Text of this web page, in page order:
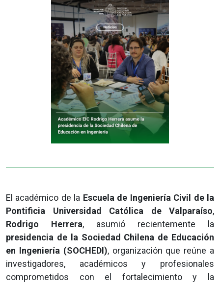
El académico de la Escuela de Ingeniería Civil de la
Pontificia Universidad Católica de Valparaíso,
Rodrigo Herrera, asumió recientemente la
presidencia de la Sociedad Chilena de Educación
en Ingeniería (SOCHEDI), organización que reúne a
investigadores, académicos y profesionales
comprometidos con el fortalecimiento y la